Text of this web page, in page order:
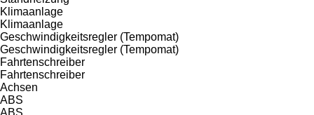
Klimaanlage
Klimaanlage
Geschwindigkeitsregler (Tempomat)
Geschwindigkeitsregler (Tempomat)
Fahrtenschreiber
Fahrtenschreiber
Achsen
ABS
ABS